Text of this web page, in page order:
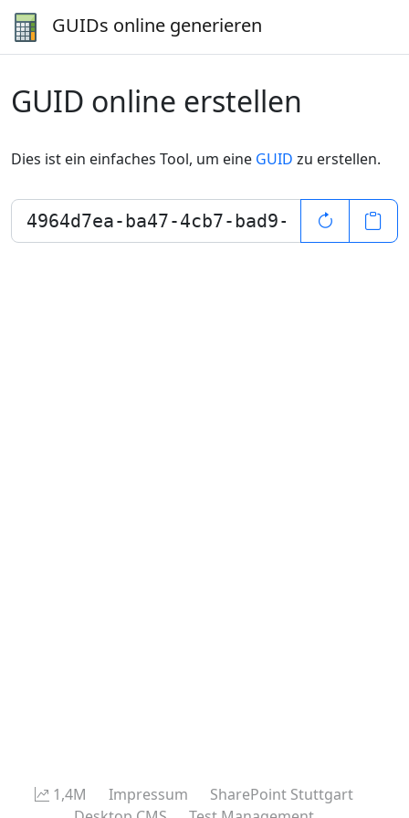
GUIDs online generieren
GUID online erstellen
Dies ist ein einfaches Tool, um eine GUID zu erstellen.
1,4M Impressum
SharePoint Stuttgart